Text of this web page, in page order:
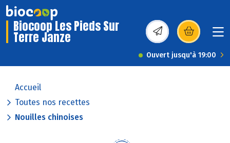
Biocoop Les Pieds Sur
Terre Janze (s’ouvre dans une
Ouvert jusqu'à 19:00
Accueil
Toutes nos recettes
Nouilles chinoises